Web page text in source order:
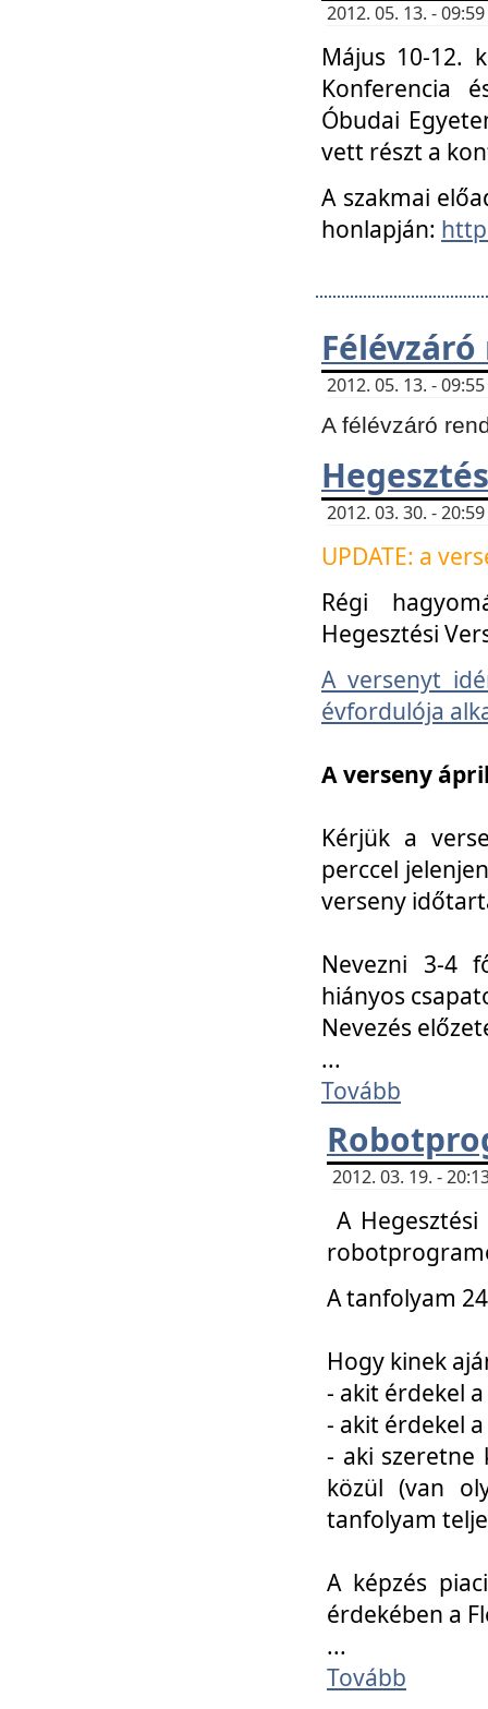
2012. 05. 13. -
Május 10-12.
Konferencia
Óbudai
vett részt a
A szakmai
honlapján:
2012. 05. 13. -
A félévzáró
2012. 03. 30. -
UPDATE: a
Régi
Hegesztési
A versenyt
évfordulója
A verseny
Kérjük a
perccel
verseny
Nevezni 3-4
hiányos
Nevezés
...
Tovább
2012. 03. 19. -
A
A tanfolyam
Hogy kinek
- akit érdekel
- akit érdekel
- aki szeretne
közül (van
tanfolyam
A képzés
érdekében a
...
Tovább